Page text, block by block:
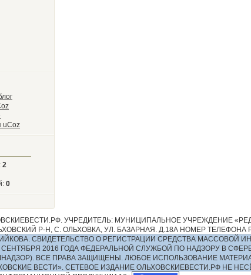
uCoz
2
0
УЧРЕДИТЕЛЬ: МУНИЦИПАЛЬНОЕ УЧРЕЖДЕНИЕ
Р-Н, С. ОЛЬХОВКА, УЛ. БАЗАРНАЯ. Д.18А НОМЕР ТЕЛЕФОНА
СВИДЕТЕЛЬСТВО О РЕГИСТРАЦИИ СРЕДСТВА МАССОВОЙ
СЕНТЯБРЯ 2016 ГОДА ФЕДЕРАЛЬНОЙ СЛУЖБОЙ ПО НАДЗОРУ В
ВСЕ ПРАВА ЗАЩИЩЕНЫ. ЛЮБОЕ ИСПОЛЬЗОВАНИЕ
ВЕСТИ». СЕТЕВОЕ ИЗДАНИЕ ОЛЬХОВСКИЕВЕСТИ.РФ НЕ